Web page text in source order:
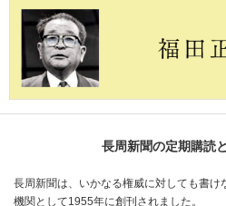
長周新聞の定期購読
長周新聞は、いかなる権威に対しても書
機関として1955年に創刊されました。